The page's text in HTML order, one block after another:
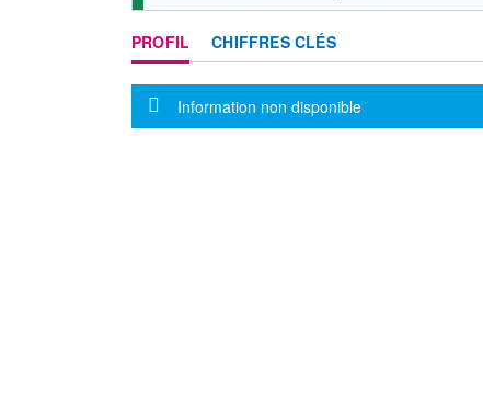
PROFIL CHIFFRES CLÉS
Message d'information
Information non disponible